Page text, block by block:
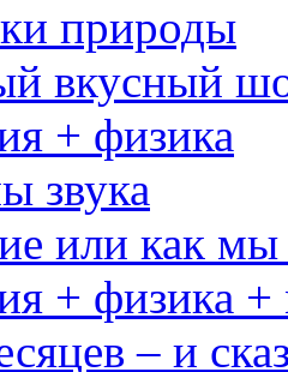
природы
вкусный
+ физика
звука
или как
+ физика +
– и